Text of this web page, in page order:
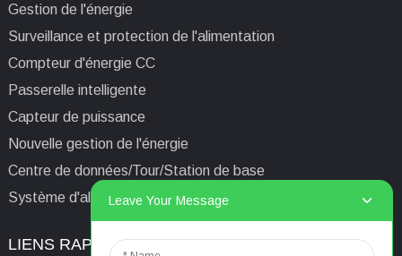
Gestion de l'énergie
Surveillance et protection de l'alimentation
Compteur d'énergie CC
Passerelle intelligente
Capteur de puissance
Nouvelle gestion de l'énergie
Centre de données/Tour/Station de base
Système d'alimentation isolé informatique médical
LIENS RAPIDES CONTACTEZ-NOUS
Leave Your Message